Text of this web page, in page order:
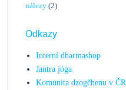
nálezy (2)
Odkazy
Interní dharmashop
Jantra jóga
Komunita dzogčhenu v ČR